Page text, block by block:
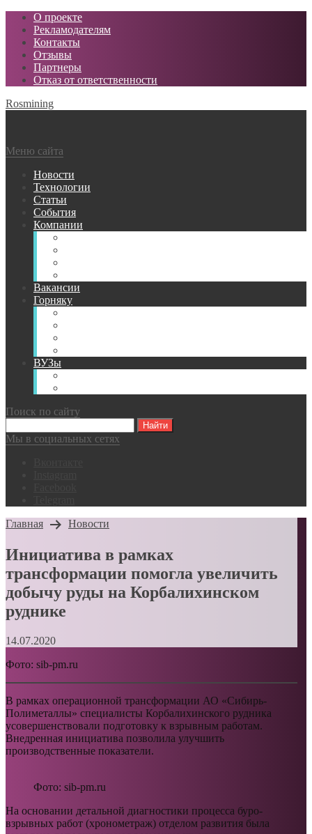
О проекте
Рекламодателям
Контакты
Отзывы
Партнеры
Отказ от ответственности
Rosmining
Меню сайта
Новости
Технологии
Статьи
События
Компании
Вакансии
Горняку
ВУЗы
Поиск по сайту
Мы в социальных сетях
Главная
Новости
Инициатива в рамках
трансформации помогла увеличить
добычу руды на Корбалихинском
руднике
14.07.2020
Фото: sib-pm.ru
В рамках операционной трансформации АО «Сибирь-
Полиметаллы» специалисты Корбалихинского рудника
усовершенствовали подготовку к взрывным работам.
Внедренная инициатива позволила улучшить
производственные показатели.
Фото: sib-pm.ru
На основании детальной диагностики процесса буро-
взрывных работ (хронометраж) отделом развития была